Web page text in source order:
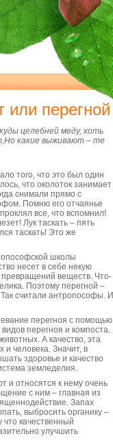
или перегной
целебней меду, хоть
какие выживают – те
того, что это был один
что околоток занимает
снимали прямо с
Помню его отчаянье
все, что вспомнил!
Лук таскать – пять
таскать! Это же
школы
несет в себе некую
веществ. Что-
Поэтому перегной –
считали антропософы. И
перегноя с помощью
перегноя и компоста.
А качество, эта
и человека. Значит, в
здоровье и качество
земледелия.
и относятся к нему очень
с ним – главная из
Запах
выбросить органику –
что качественный
улучшить